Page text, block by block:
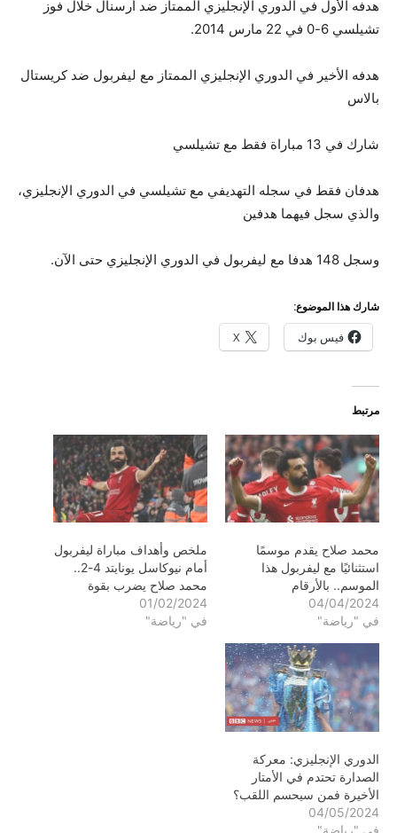
هدفه الأول في الدوري الإنجليزي الممتاز ضد أرسنال خلال فوز
تشيلسي 6-0 في 22 مارس 2014.
هدفه الأخير في الدوري الإنجليزي الممتاز مع ليفربول ضد كريستال
بالاس
شارك في 13 مباراة فقط مع تشيلسي
هدفان فقط في سجله التهديفي مع تشيلسي في الدوري الإنجليزي،
والذي سجل فيهما هدفين
وسجل 148 هدفا مع ليفربول في الدوري الإنجليزي حتى الآن.
شارك هذا الموضوع:
فيس بوك X
مرتبط
محمد صلاح يقدم موسمًا
استثنائيًا مع ليفربول هذا
الموسم.. بالأرقام
04/04/2024
في "رياضة"
ملخص وأهداف مباراة ليفربول
أمام نيوكاسل يونايتد 4-2..
محمد صلاح يضرب بقوة
01/02/2024
في "رياضة"
الدوري الإنجليزي: معركة
الصدارة تحتدم في الأمتار
الأخيرة فمن سيحسم اللقب؟
04/05/2024
في "رياضة"